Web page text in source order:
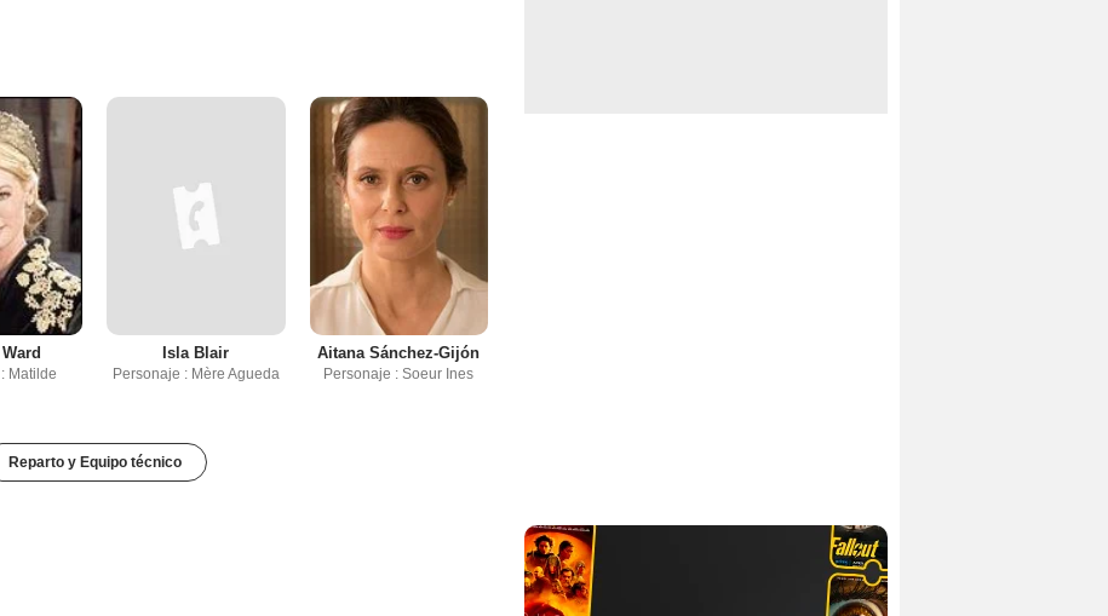
Matilde
Isla Blair
Personaje : Mère Agueda
Aitana Sánchez-Gijón
Personaje : Soeur Ines
Reparto y Equipo técnico